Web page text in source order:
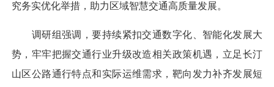
究务实优化举措，助力区域智慧交通高质量发展。
调研组强调，要持续紧扣交通数字化、智能化发展大
势，牢牢把握交通行业升级改造相关政策机遇，立足长汀
山区公路通行特点和实际运维需求，靶向发力补齐发展短